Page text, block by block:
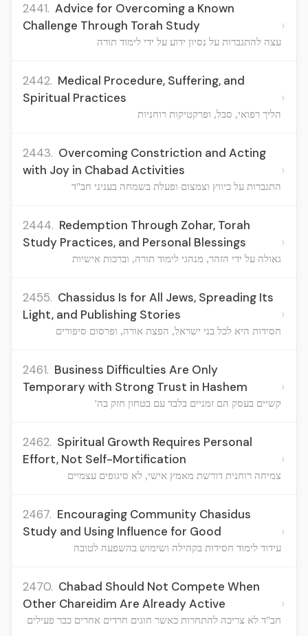
2441. Advice for Overcoming a Known
Challenge Through Torah Study
עצה להתגברות על נסיון ידוע על ידי לימוד תורה
›
2442. Medical Procedure, Suffering, and
Spiritual Practices
הליך רפואי, סבל, ופרקטיקות רוחניות
›
2443. Overcoming Constriction and Acting
with Joy in Chabad Activities
התגברות על כיווץ וצמצום ופעלת בשמחה בעניני חב"ד
›
2444. Redemption Through Zohar, Torah
Study Practices, and Personal Blessings
גאולה על ידי הזהר, מנהגי לימוד תורה, וברכות אישיות
›
2455. Chassidus Is for All Jews, Spreading Its
Light, and Publishing Stories
חסידות היא לכל בני ישראל, הפצת אורה, ופרסום סיפורים
›
2461. Business Difficulties Are Only
Temporary with Strong Trust in Hashem
קשיים בעסק הם זמניים בלבד עם בטחון חזק בה'
›
2462. Spiritual Growth Requires Personal
Effort, Not Self-Mortification
צמיחה רוחנית דורשת מאמץ אישי, לא סיגופים עצמיים
›
2467. Encouraging Community Chasidus
Study and Using Influence for Good
עידוד לימוד חסידות בקהילה ושימוש בהשפעה לטובה
›
2470. Chabad Should Not Compete When
Other Chareidim Are Already Active
חב"ד לא צריכה להתחרות כאשר חוגים חרדים אחרים כבר פעילים
›